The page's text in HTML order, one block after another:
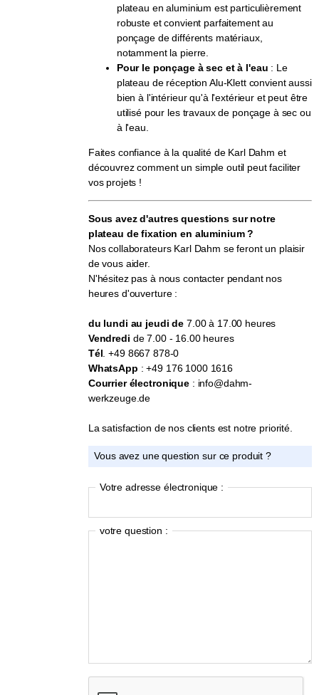
plateau en aluminium est particulièrement
robuste et convient parfaitement au
ponçage de différents matériaux,
notamment la pierre.
Pour le ponçage à sec et à l'eau : Le
plateau de réception Alu-Klett convient aussi
bien à l'intérieur qu'à l'extérieur et peut être
utilisé pour les travaux de ponçage à sec ou
à l'eau.
Faites confiance à la qualité de Karl Dahm et
découvrez comment un simple outil peut faciliter
vos projets !
Sous avez d'autres questions sur notre
plateau de fixation en aluminium ?
Nos collaborateurs Karl Dahm se feront un plaisir
de vous aider.
N'hésitez pas à nous contacter pendant nos
heures d'ouverture :
du lundi au jeudi de 7.00 à 17.00 heures
Vendredi de 7.00 - 16.00 heures
Tél. +49 8667 878-0
WhatsApp : +49 176 1000 1616
Courrier électronique: info@dahm-
werkzeuge.de
La satisfaction de nos clients est notre priorité.
Vous avez une question sur ce produit ?
Votre adresse électronique :
votre question :